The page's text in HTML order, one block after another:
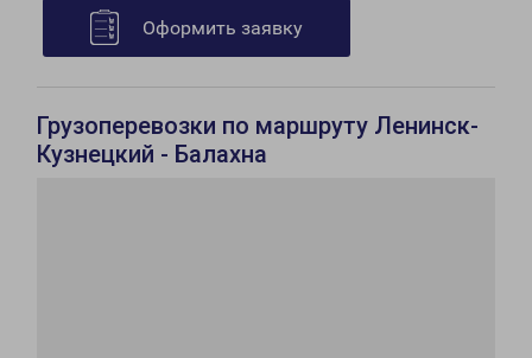
Оформить заявку
Грузоперевозки по маршруту Ленинск-
Кузнецкий - Балахна